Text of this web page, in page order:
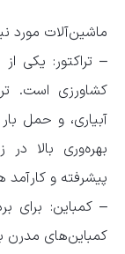
ماشین‌آلات مورد
– تراکتور: یکی
کشاورزی است.
آبیاری، و حمل
بهره‌وری بالا در
پیشرفته و
– کمباین: برای
کمباین‌های مدرن